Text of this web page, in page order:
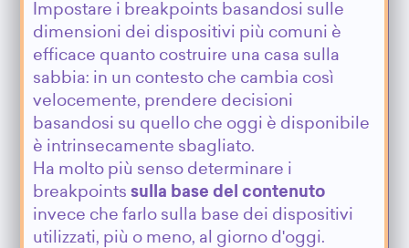
Impostare i breakpoints basandosi sulle
dimensioni dei dispositivi più comuni è
efficace quanto costruire una casa sulla
sabbia: in un contesto che cambia così
velocemente, prendere decisioni
basandosi su quello che oggi è disponibile
è intrinsecamente sbagliato.
Ha molto più senso determinare i
breakpointssulla base del contenuto
invece che farlo sulla base dei dispositivi
utilizzati, più o meno, al giorno d'oggi.